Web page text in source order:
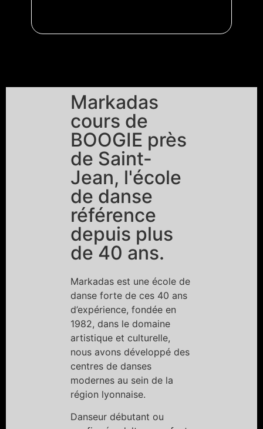
Markadas
cours de
BOOGIE près
de Saint-
Jean, l'école
de danse
référence
depuis plus
de 40 ans.
Markadas est une école de
danse forte de ces 40 ans
d’expérience, fondée en
1982, dans le domaine
artistique et culturelle,
nous avons développé des
centres de danses
modernes au sein de la
région lyonnaise.
Danseur débutant ou